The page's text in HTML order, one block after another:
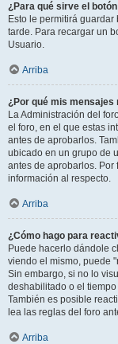
¿Para qué sirve el
Esto le permitirá
tarde. Para recargar un
Usuario.
Arriba
¿Por qué mis
La Administración del
el foro, en el que estas
antes de aprobarlos.
ubicado en un grupo de
antes de aprobarlos.
información al respecto.
Arriba
¿Cómo hago para
Puede hacerlo dándole
viendo el mismo, puede
Sin embargo, si no lo
deshabilitado o el
También es posible
lea las reglas del foro
Arriba